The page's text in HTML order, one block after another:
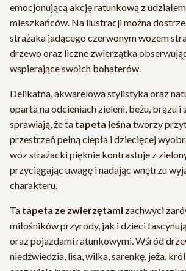
emocjonującą akcję ratunkową z
mieszkańców. Na ilustracji można
strażaka jadącego czerwonym wozem
drzewo oraz liczne zwierzątka
wspierające swoich bohaterów.
Delikatna, akwarelowa stylistyka oraz
oparta na odcieniach zieleni, beżu, brązu
sprawiają, że ta tapeta leśna tworzy
przestrzeń pełną ciepła i dziecięcej
wóz strażacki pięknie kontrastuje z
przyciągając uwagę i nadając wnętrzu
charakteru.
Ta tapeta ze zwierzętami zachwyci
miłośników przyrody, jak i dzieci
oraz pojazdami ratunkowymi. Wśród
niedźwiedzia, lisa, wilka, sarenkę, jeża,